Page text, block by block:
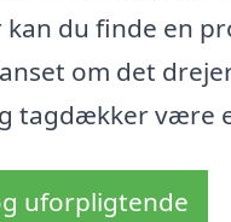
du finde en
om det
tagdækker være
uforpligtende